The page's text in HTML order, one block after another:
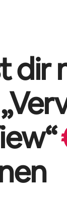
dir
“